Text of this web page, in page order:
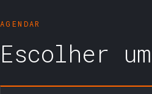
AGENDAR
Escolher